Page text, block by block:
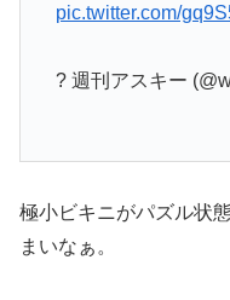
pic.twitter.com/
? 週刊アスキー
極小ビキニがパズル状
まいなぁ。